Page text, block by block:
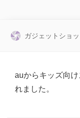
ガジェットショッ
auからキッズ向
れました。